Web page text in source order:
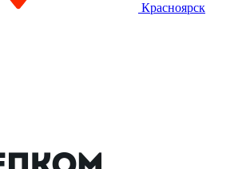
Красноярск